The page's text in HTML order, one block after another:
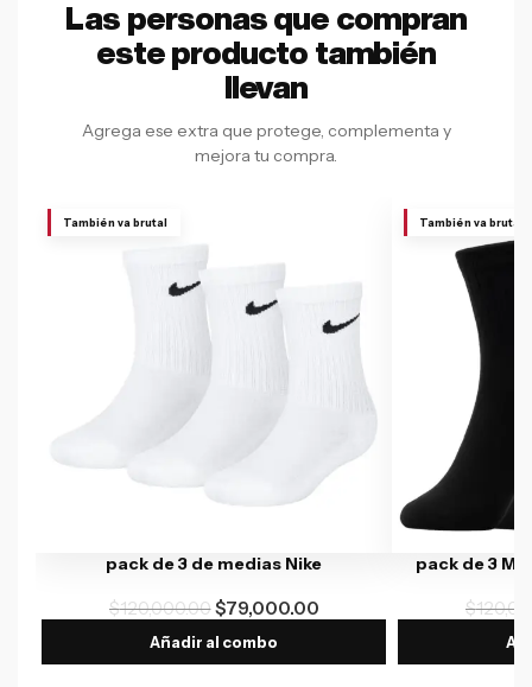
Las personas que compran
este producto también
llevan
Agrega ese extra que protege, complementa y
mejora tu compra.
También va brutal
pack de 3 de medias Nike
$120,000.00$79,000.00
Añadir al combo
También va brutal
pack de 3
$